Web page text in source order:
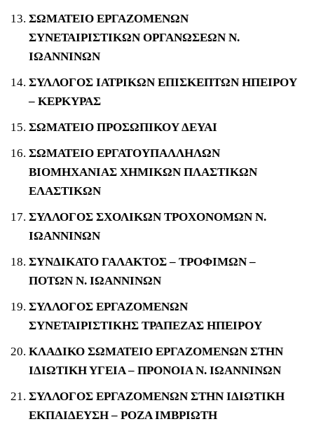
ΣΩΜΑΤΕΙΟ ΕΡΓΑΖΟΜΕΝΩΝ
ΣΥΝΕΤΑΙΡΙΣΤΙΚΩΝ ΟΡΓΑΝΩΣΕΩΝ Ν.
ΙΩΑΝΝΙΝΩΝ
ΣΥΛΛΟΓΟΣ ΙΑΤΡΙΚΩΝ ΕΠΙΣΚΕΠΤΩΝ ΗΠΕΙΡΟΥ
– ΚΕΡΚΥΡΑΣ
ΣΩΜΑΤΕΙΟ ΠΡΟΣΩΠΙΚΟΥ ΔΕΥΑΙ
ΣΩΜΑΤΕΙΟ ΕΡΓΑΤΟΥΠΑΛΛΗΛΩΝ
ΒΙΟΜΗΧΑΝΙΑΣ ΧΗΜΙΚΩΝ ΠΛΑΣΤΙΚΩΝ
ΕΛΑΣΤΙΚΩΝ
ΣΥΛΛΟΓΟΣ ΣΧΟΛΙΚΩΝ ΤΡΟΧΟΝΟΜΩΝ Ν.
ΙΩΑΝΝΙΝΩΝ
ΣΥΝΔΙΚΑΤΟ ΓΑΛΑΚΤΟΣ – ΤΡΟΦΙΜΩΝ –
ΠΟΤΩΝ Ν. ΙΩΑΝΝΙΝΩΝ
ΣΥΛΛΟΓΟΣ ΕΡΓΑΖΟΜΕΝΩΝ
ΣΥΝΕΤΑΙΡΙΣΤΙΚΗΣ ΤΡΑΠΕΖΑΣ ΗΠΕΙΡΟΥ
ΚΛΑΔΙΚΟ ΣΩΜΑΤΕΙΟ ΕΡΓΑΖΟΜΕΝΩΝ ΣΤΗΝ
ΙΔΙΩΤΙΚΗ ΥΓΕΙΑ – ΠΡΟΝΟΙΑ Ν. ΙΩΑΝΝΙΝΩΝ
ΣΥΛΛΟΓΟΣ ΕΡΓΑΖΟΜΕΝΩΝ ΣΤΗΝ ΙΔΙΩΤΙΚΗ
ΕΚΠΑΙΔΕΥΣΗ – ΡΟΖΑ ΙΜΒΡΙΩΤΗ